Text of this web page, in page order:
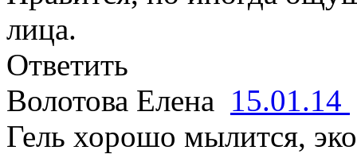
лица.
Ответить
Волотова Елена 15.01.14
Гель хорошо мылится,